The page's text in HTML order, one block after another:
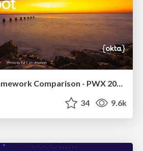
Java REST API Framework Comparison - PWX 2021
34 9.6k